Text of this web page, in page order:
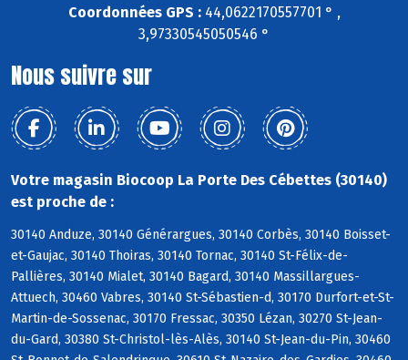
Coordonnées GPS :44,0622170557701 ° ,
3,97330545050546 °
Nous suivre sur
Votre magasin Biocoop La Porte Des Cébettes (30140)
est proche de :
30140 Anduze, 30140 Générargues, 30140 Corbès, 30140 Boisset-
et-Gaujac, 30140 Thoiras, 30140 Tornac, 30140 St-Félix-de-
Pallières, 30140 Mialet, 30140 Bagard, 30140 Massillargues-
Attuech, 30460 Vabres, 30140 St-Sébastien-d, 30170 Durfort-et-St-
Martin-de-Sossenac, 30170 Fressac, 30350 Lézan, 30270 St-Jean-
du-Gard, 30380 St-Christol-lès-Alès, 30140 St-Jean-du-Pin, 30460